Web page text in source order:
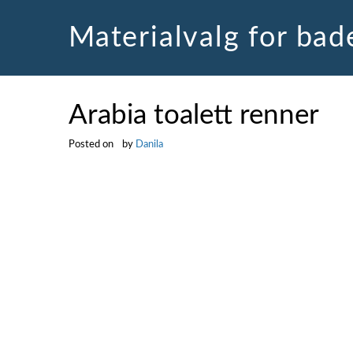
Materialvalg for
Arabia toalett renner
Posted on by Danila